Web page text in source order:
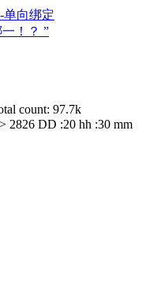
单向绑定
！？ ”
count: 97.7k
2826 DD :20 hh :30 mm